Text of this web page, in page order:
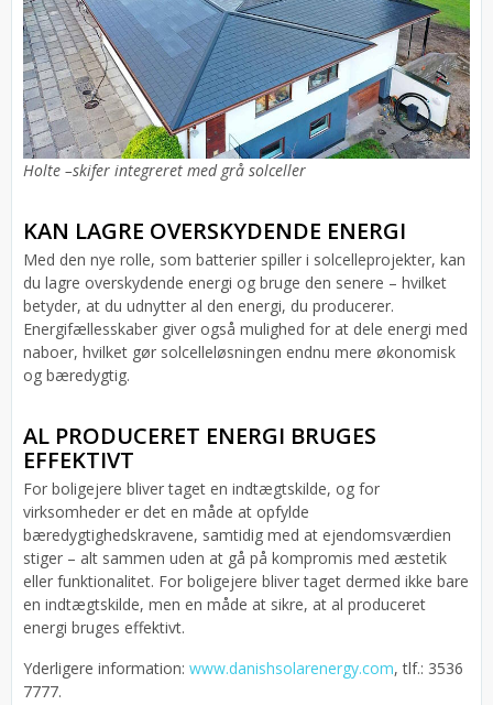
Holte –skifer integreret med grå solceller
KAN LAGRE OVERSKYDENDE ENERGI
Med den nye rolle, som batterier spiller i solcelleprojekter, kan
du lagre overskydende energi og bruge den senere – hvilket
betyder, at du udnytter al den energi, du producerer.
Energifællesskaber giver også mulighed for at dele energi med
naboer, hvilket gør solcelleløsningen endnu mere økonomisk
og bæredygtig.
AL PRODUCERET ENERGI BRUGES
EFFEKTIVT
For boligejere bliver taget en indtægtskilde, og for
virksomheder er det en måde at opfylde
bæredygtighedskravene, samtidig med at ejendomsværdien
stiger – alt sammen uden at gå på kompromis med æstetik
eller funktionalitet. For boligejere bliver taget dermed ikke bare
en indtægtskilde, men en måde at sikre, at al produceret
energi bruges effektivt.
Yderligere information: www.danishsolarenergy.com, tlf.: 3536
7777.